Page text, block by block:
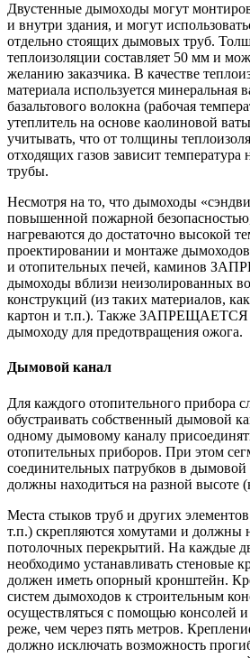
Двустенные дымоходы могут
и внутри здания, и могут
отдельно стоящих дымовых труб.
теплоизоляции составляет 50 мм и
желанию заказчика. В качестве
материала используется минеральная
базальтового волокна (рабочая
утеплитель на основе каолиновой
учитывать, что от толщины
отходящих газов зависит
трубы.
Несмотря на то, что дымоходы
повышенной пожарной
нагреваются до достаточно высокой
проектировании и монтаже
и отопительных печей, каминов
дымоходы вблизи неизолированных
конструкций (из таких материалов,
картон и т.п.). Также ЗАПРЕЩАЕТСЯ
дымоходу для предотвращения ожога.
Дымовой канал
Для каждого отопительного прибора
обустраивать собственный дымовой
одному дымовому каналу
отопительных приборов. При этом
соединительных патрубков в дымовой
должны находиться на разной высоте
Места стыков труб и других
т.п.) скрепляются хомутами и должны
потолочных перекрытий. На каждые
необходимо устанавливать стеновые
должен иметь опорный кронштейн.
систем дымоходов к строительным
осуществляться с помощью консолей
реже, чем через пять метров.
должно исключать возможность